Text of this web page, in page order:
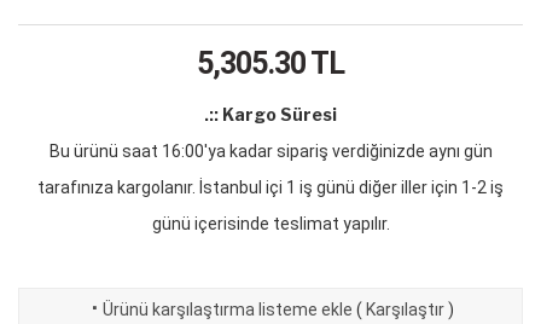
5,305.30TL
.:: Kargo Süresi
Bu ürünü saat 16:00'ya kadar sipariş verdiğinizde aynı gün
tarafınıza kargolanır. İstanbul içi 1 iş günü diğer iller için 1-2 iş
günü içerisinde teslimat yapılır.
· Ürünü karşılaştırma listeme ekle ( Karşılaştır )